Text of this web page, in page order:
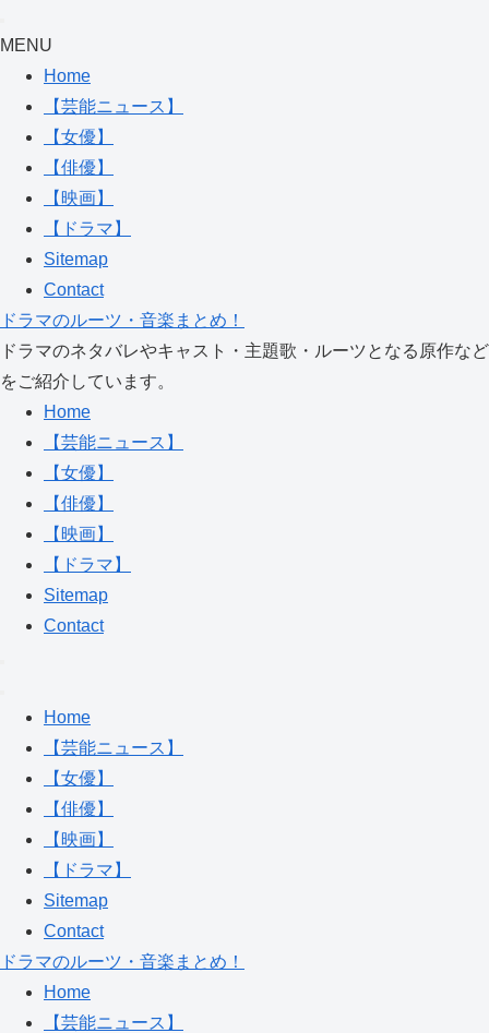
MENU
Home
【芸能ニュース】
【女優】
【俳優】
【映画】
【ドラマ】
Sitemap
Contact
ドラマのルーツ・音楽まとめ！
ドラマのネタバレやキャスト・主題歌・ルーツとなる原作など
をご紹介しています。
Home
【芸能ニュース】
【女優】
【俳優】
【映画】
【ドラマ】
Sitemap
Contact
Home
【芸能ニュース】
【女優】
【俳優】
【映画】
【ドラマ】
Sitemap
Contact
ドラマのルーツ・音楽まとめ！
Home
【芸能ニュース】